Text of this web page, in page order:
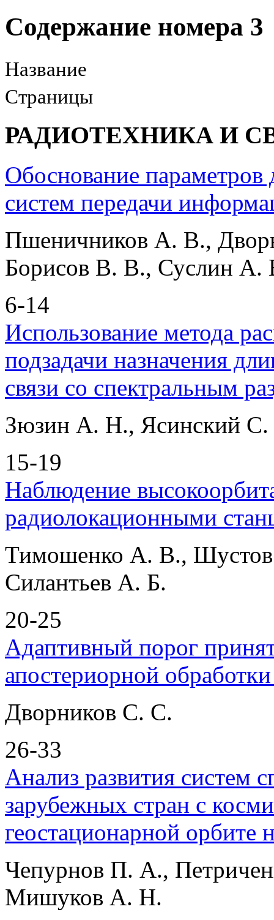
Содержание номера 3
Название
Страницы
РАДИОТЕХНИКА И
Обоснование
систем передачи
Пшеничников А. В.,
Борисов В. В., Суслин А.
6-14
Использование метода
подзадачи назначения
связи со спектральным
Зюзин А. Н., Ясинский
15-19
Наблюдение
радиолокационными
Тимошенко А. В.,
Силантьев А. Б.
20-25
Адаптивный порог
апостериорной
Дворников С. С.
26-33
Анализ развития систем
зарубежных стран с
геостационарной орбите
Чепурнов П. А.,
Мишуков А. Н.